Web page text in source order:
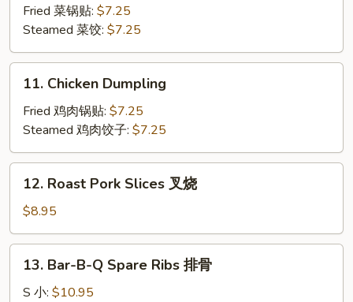
Dumpling
Fried 菜锅贴: $7.25
Steamed 菜饺: $7.25
Chicken
Dumpling
11. Chicken Dumpling
Fried 鸡肉锅贴: $7.25
Steamed 鸡肉饺子: $7.25
Roast
Pork
Slices
叉
12. Roast Pork Slices 叉烧
$8.95
Bar-
B-
13. Bar-B-Q Spare Ribs 排骨
S 小: $10.95